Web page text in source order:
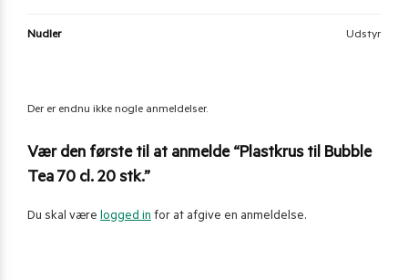
Nudler Udstyr
Der er endnu ikke nogle anmeldelser.
Vær den første til at anmelde “Plastkrus til Bubble
Tea 70 cl. 20 stk.”
Du skal være logged in for at afgive en anmeldelse.